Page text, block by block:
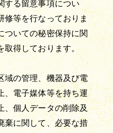
する留意事項につい
修等を行なっておりま
ついての秘密保持に関
取得しております。
域の管理、機器及び電
、電子媒体等を持ち運
、個人データの削除及
棄に関して、必要な措